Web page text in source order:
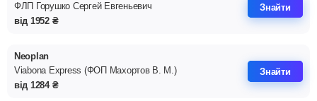
ФЛП Горушко Сергей Евгеньевич
від 1952 ₴
Знайти
Neoplan
Viabona Express (ФОП Махортов В. М.)
від 1284 ₴
Знайти